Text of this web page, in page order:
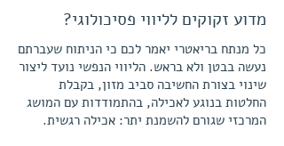
מדוע זקוקים לליווי פסיכולוגי?
כל מנתח בריאטרי יאמר לכם כי הניתוח שעברתם
נעשה בבטן ולא בראש. הליווי הנפשי נועד ליצור
שינוי בצורת החשיבה סביב מזון, בקבלת
החלטות בנוגע לאכילה, בהתמודדות עם המושג
המרכזי שגורם להשמנת יתר: אכילה רגשית.